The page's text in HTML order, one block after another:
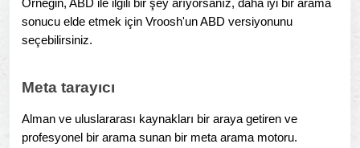
Örneğin, ABD ile ilgili bir şey arıyorsanız, daha iyi bir arama
sonucu elde etmek için Vroosh'un ABD versiyonunu
seçebilirsiniz.
Meta tarayıcı
Alman ve uluslararası kaynakları bir araya getiren ve
profesyonel bir arama sunan bir meta arama motoru.